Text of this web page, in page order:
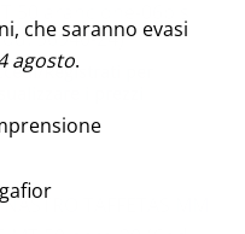
36940-24)
Registrati per
che saranno evasi
agosto.